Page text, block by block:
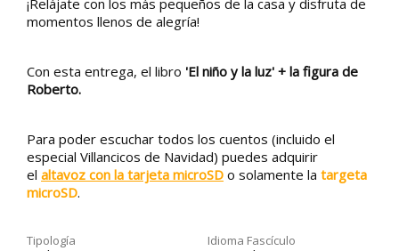
¡Relájate con los más pequeños de la casa y disfruta de
momentos llenos de alegría!
Con esta entrega, el libro 'El niño y la luz' + la figura de
Roberto.
Para poder escuchar todos los cuentos (incluido el
especial Villancicos de Navidad) puedes adquirir
el altavoz con la tarjeta microSD o solamente la targeta
microSD.
Tipología Idioma Fascículo